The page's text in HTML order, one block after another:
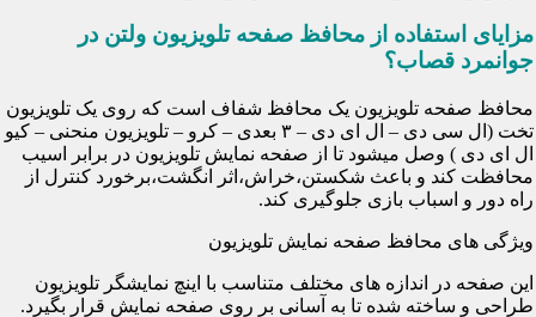
مزایای استفاده از محافظ صفحه تلویزیون ولتن در
جوانمرد قصاب؟
محافظ صفحه تلویزیون یک محافظ شفاف است که روی یک تلویزیون
تخت (ال سی دی – ال ای دی – ۳ بعدی – کرو – تلویزیون منحنی – کیو
ال ای دی ) وصل میشود تا از صفحه نمایش تلویزیون در برابر اسیب
محافظت کند و باعث شکستن،خراش،اثر انگشت،برخورد کنترل از
راه دور و اسباب بازی جلوگیری کند.
ویژگی های محافظ صفحه نمایش تلویزیون
این صفحه در اندازه های مختلف متناسب با اینچ نمایشگر تلویزیون
طراحی و ساخته شده تا به آسانی بر روی صفحه نمایش قرار بگیرد.